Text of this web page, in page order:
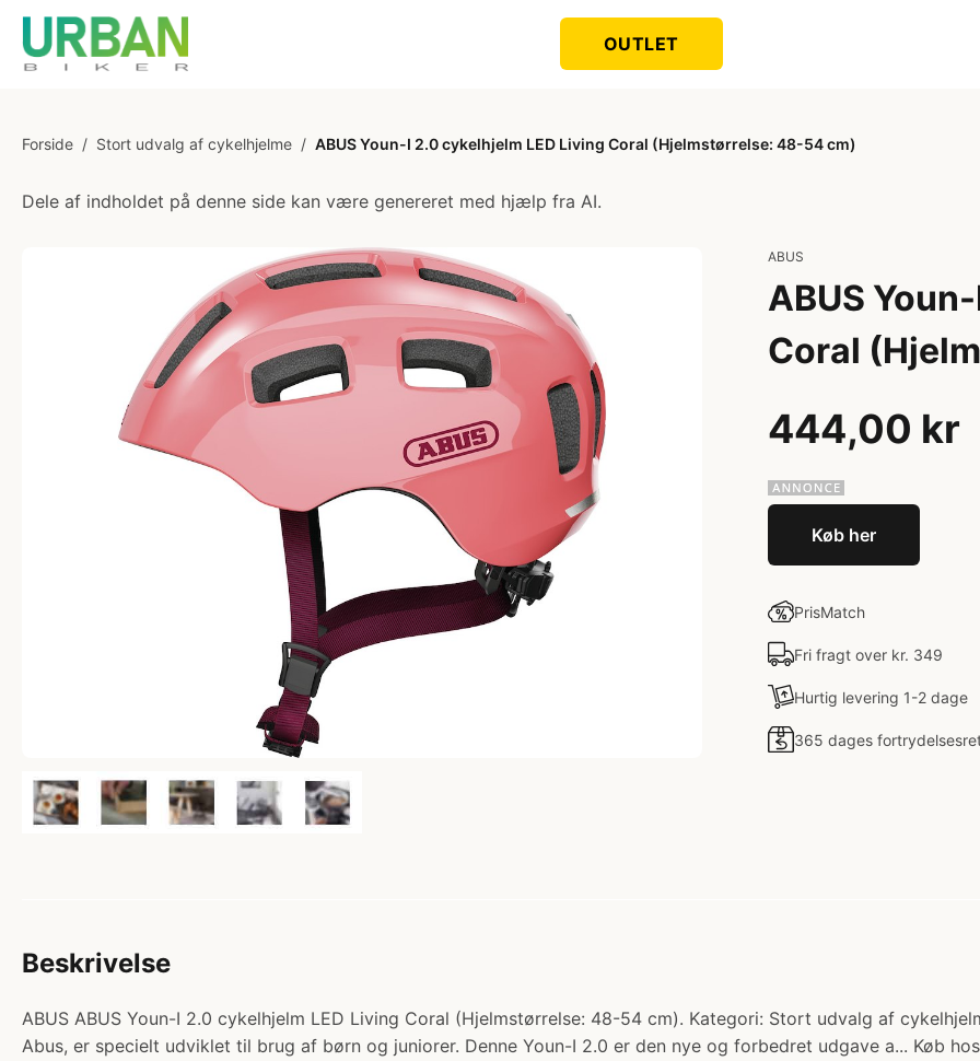
OUTLET
Forside / Stort udvalg af cykelhjelme / ABUS Youn-I 2.0 cykelhjelm LED Living Coral (Hjelmstørrelse: 48-54 cm)
Dele af indholdet på denne side kan være genereret med hjælp fra AI.
ABUS
ABUS
Coral
444,00 kr
Køb her
PrisMatch
Fri fragt over kr. 349
Hurtig levering 1-2 dage
365 dages
Beskrivelse
ABUS ABUS Youn-I 2.0 cykelhjelm LED Living Coral (Hjelmstørrelse: 48-54 cm). Kategori: Stort udvalg af
Abus, er specielt udviklet til brug af børn og juniorer. Denne Youn-I 2.0 er den nye og forbedret udgave a... Køb